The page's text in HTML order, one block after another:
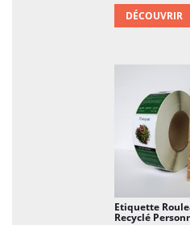
maîtresse visuelle qui
DÉCOUVRIR
Etiquette
Recyclé